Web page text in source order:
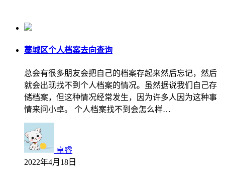
藁城区个人档案去向查询
总会有很多朋友会把自己的档案存起来然后忘记，然后
就会出现找不到个人档案的情况。虽然据说我们自己存
储档案，但这种情况经常发生，因为许多人因为这种事
情来问小卓。 个人档案找不到会怎么样…
卓睿
2022年4月18日